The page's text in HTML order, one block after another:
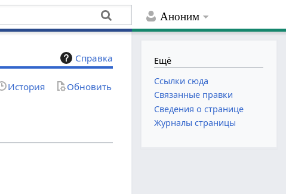
Аноним
Справка
История Обновить
Ещё
Ссылки сюда
Связанные правки
Сведения о странице
Журналы страницы